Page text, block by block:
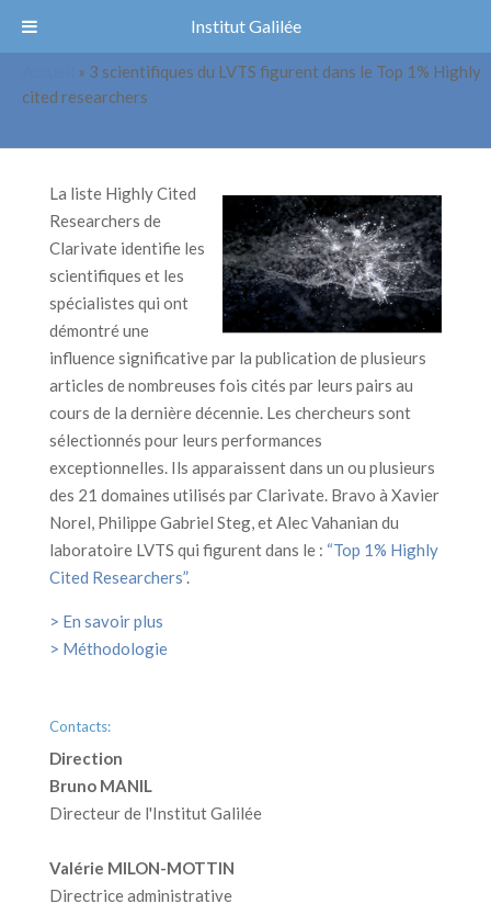
» 3 scientifiques du LVTS figurent dans le Top 1% Highly
cited researchers
3 scientifiques du LVTS figurent dans
La liste Highly Cited
Researchers de
Clarivate identifie les
scientifiques et les
spécialistes qui ont
démontré une
influence significative par la publication de plusieurs
articles de nombreuses fois cités par leurs pairs au
cours de la dernière décennie. Les chercheurs sont
sélectionnés pour leurs performances
exceptionnelles. Ils apparaissent dans un ou plusieurs
des 21 domaines utilisés par Clarivate. Bravo à Xavier
Norel, Philippe Gabriel Steg, et Alec Vahanian du
laboratoire LVTS qui figurent dans le : “Top 1% Highly
Cited Researchers”.
> En savoir plus
> Méthodologie
Contacts:
Direction
Bruno MANIL
Directeur de l'Institut Galilée
Valérie MILON-MOTTIN
Directrice administrative
Institut Galilée